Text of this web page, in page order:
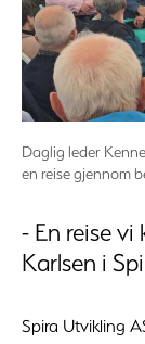
Daglig leder
en reise gjennom
- En reise
Karlsen i
Spira Utvikling